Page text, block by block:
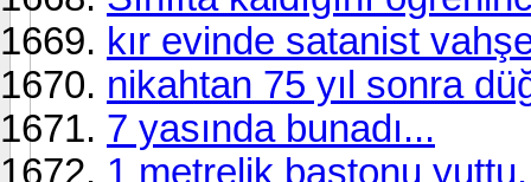
kır evinde satanist
nikahtan 75 yıl sonra
7 yasında bunadı...
1 metrelik bastonu